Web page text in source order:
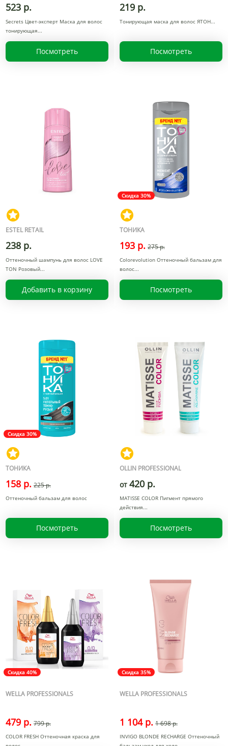
523 р.
Secrets Цвет-эксперт Маска для волос
тонирующая
Посмотреть
219 р.
Тонирующая маска для волос ЯТОН
Посмотреть
ESTEL RETAIL
238 р.
Оттеночный шампунь для волос LOVE
TON Розовый
Добавить в корзину
Скидка 30%
ТОНИКА
193 р. 275 р.
Colorevolution Оттеночный бальзам для
волос
Посмотреть
Скидка 30%
ТОНИКА
158 р. 225 р.
Оттеночный бальзам для волос
Посмотреть
OLLIN PROFESSIONAL
от 420 р.
MATISSE COLOR Пигмент прямого
действия
Посмотреть
Скидка 40%
WELLA PROFESSIONALS
479 р. 799 р.
COLOR FRESH Оттеночная краска для
Скидка 35%
WELLA PROFESSIONALS
1 104 р. 1 698 р.
INVIGO BLONDE RECHARGE Оттеночный